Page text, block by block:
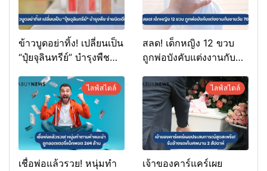
ข้าวบูดอย่าทิ้ง! เปลี่ยนเป็น
“ปุ๋ยจุลินทรีย์” บำรุงพืช
สลด! เด็กหญิง 12 ขวบ
ถูกพ่อบังคับแต่งงานกับ
ไลฟ์สไตล์
เชื่อพ่อแล้วรวย! หนุ่มทำ
ไลฟ์สไตล์
เจ้าของคาร์แคร์เผย